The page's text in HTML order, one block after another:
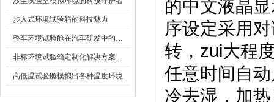
步入式环境试验箱的科技魅力
整车环境试验舱在汽车研发中的作用
非标环境试验箱定制化解决方案在可靠性测试中的重要性
高低温试验舱模拟出各种温度环境
的中文液晶显
序设定采用对
转，zui大程
任意时间自动启
冷去湿，